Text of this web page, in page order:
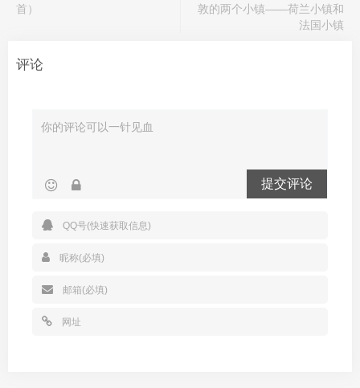
首）
敦的两个小镇——荷兰小镇和
法国小镇
评论
提交评论